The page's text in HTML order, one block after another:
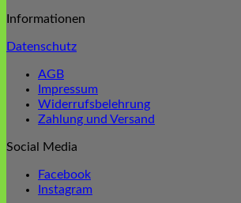
Informationen
Datenschutz
AGB
Impressum
Widerrufsbelehrung
Zahlung und Versand
Social Media
Facebook
Instagram